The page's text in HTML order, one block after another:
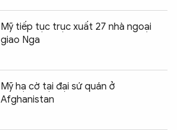
Mỹ tiếp tục trục xuất 27 nhà ngoại
giao Nga
Mỹ hạ cờ tại đại sứ quán ở
Afghanistan